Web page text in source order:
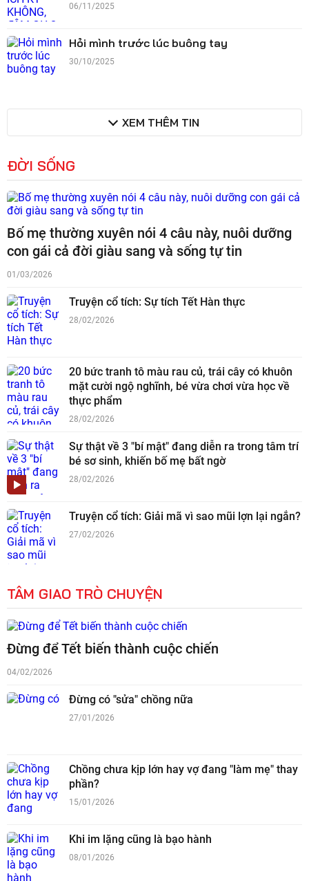
06/11/2025
Hỏi mình trước lúc buông tay
30/10/2025
XEM THÊM TIN
ĐỜI SỐNG
Bố mẹ thường xuyên nói 4 câu này, nuôi dưỡng
con gái cả đời giàu sang và sống tự tin
01/03/2026
Truyện cổ tích: Sự tích Tết Hàn thực
28/02/2026
20 bức tranh tô màu rau củ, trái cây có khuôn
mặt cười ngộ nghĩnh, bé vừa chơi vừa học về
thực phẩm
28/02/2026
Sự thật về 3 "bí mật" đang diễn ra trong tâm trí
bé sơ sinh, khiến bố mẹ bất ngờ
28/02/2026
Truyện cổ tích: Giải mã vì sao mũi lợn lại ngắn?
27/02/2026
TÂM GIAO TRÒ CHUYỆN
Đừng để Tết biến thành cuộc chiến
04/02/2026
Đừng có "sửa" chồng nữa
27/01/2026
Chồng chưa kịp lớn hay vợ đang "làm mẹ" thay
phần?
15/01/2026
Khi im lặng cũng là bạo hành
08/01/2026